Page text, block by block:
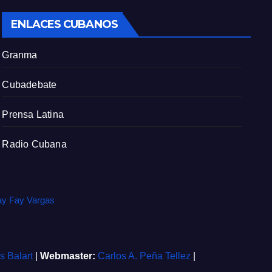
ENLACES CUBANOS
Granma
Cubadebate
Prensa Latina
Radio Cubana
Fay Vargas
Balart Webmaster: Carlos A. Peña Tellez